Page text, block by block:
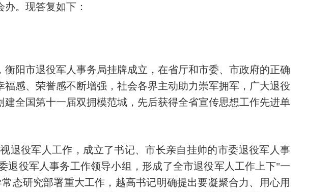
。现答复如下：
阳市退役军人事务局挂牌成立，在省厅和市委、市政府的正确
感、荣誉感不断增强，社会各界主动助力崇军拥军，广大退役
全国第十一届双拥模范城，先后获得全省宣传思想工作先进单
退役军人工作，成立了书记、市长亲自挂帅的市委退役军人事
役军人事务工作领导小组，形成了全市退役军人工作上下"一
态研究部署重大工作，越高书记明确提出要凝聚合力、用心用